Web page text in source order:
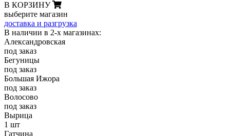
В КОРЗИНУ
выберите магазин
доставка и разгрузка
В наличии в 2-х магазинах:
Александровская
под заказ
Бегуницы
под заказ
Большая Ижора
под заказ
Волосово
под заказ
Вырица
1 шт
Гатчина